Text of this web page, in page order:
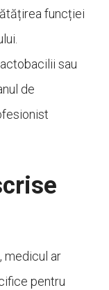
funcției
sau
de
medicul ar
pentru